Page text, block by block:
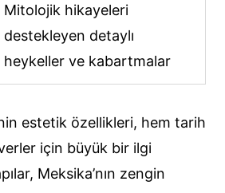
Mitolojik hikayeleri
destekleyen detaylı
heykeller ve kabartmalar
estetik özellikleri, hem tarih
için büyük bir ilgi
Meksika’nın zengin